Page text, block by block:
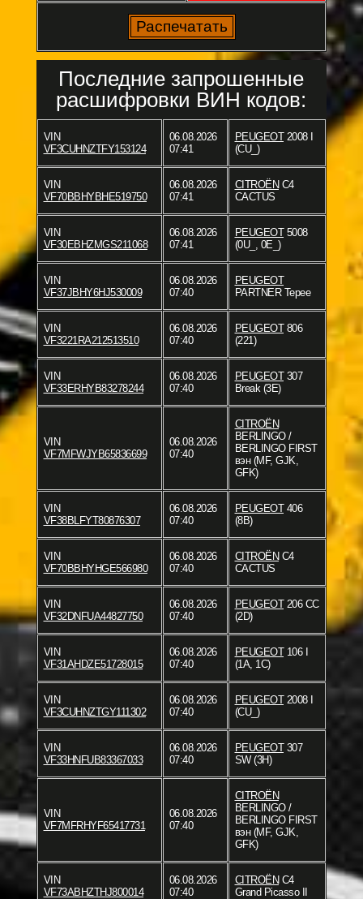
Последние запрошенные
расшифровки ВИН кодов:
VIN
VF3CUHNZTFY153124
06.08.2026
07:41
PEUGEOT2008 I
(CU_)
VIN
VF70BBHYBHE519750
06.08.2026
07:41
CITROËNC4
CACTUS
VIN
VF30EBHZMGS211068
06.08.2026
07:41
PEUGEOT5008
(0U_, 0E_)
VIN
VF37JBHY6HJ530009
06.08.2026
07:40
PEUGEOT
PARTNER Tepee
VIN
VF3221RA212513510
06.08.2026
07:40
PEUGEOT806
(221)
VIN
VF33ERHYB83278244
06.08.2026
07:40
PEUGEOT307
Break (3E)
VIN
VF7MFWJYB65836699
06.08.2026
07:40
CITROËN
BERLINGO /
BERLINGO FIRST
вэн (MF, GJK,
GFK)
VIN
VF38BLFYT80876307
06.08.2026
07:40
PEUGEOT406
(8B)
VIN
VF70BBHYHGE566980
06.08.2026
07:40
CITROËNC4
CACTUS
VIN
VF32DNFUA44827750
06.08.2026
07:40
PEUGEOT206 CC
(2D)
VIN
VF31AHDZE51728015
06.08.2026
07:40
PEUGEOT106 I
(1A, 1C)
VIN
VF3CUHNZTGY111302
06.08.2026
07:40
PEUGEOT2008 I
(CU_)
VIN
VF33HNFUB83367033
06.08.2026
07:40
PEUGEOT307
SW (3H)
VIN
VF7MFRHYF65417731
06.08.2026
07:40
CITROËN
BERLINGO /
BERLINGO FIRST
вэн (MF, GJK,
GFK)
VIN
VF73ABHZTHJ800014
06.08.2026
07:40
CITROËNC4
Grand Picasso II